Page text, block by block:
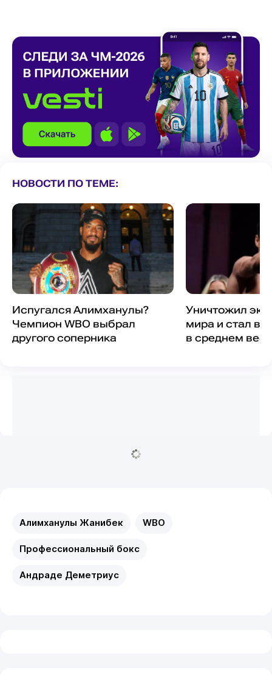
НОВОСТИ ПО ТЕМЕ:
Испугался Алимханулы?
Чемпион WBO выбрал
другого соперника
Уничтожил
мира и стал
в среднем
Алимханулы Жанибек WBO
Профессиональный бокс
Андраде Деметриус